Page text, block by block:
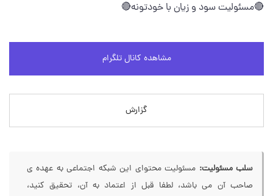
🔴مسئولیت سود و زیان با خودتونه🔴
مشاهده کانال تلگرام
گزارش
سلب مسئولیت: مسئولیت محتوای این شبکه اجتماعی به عهده ی
صاحب آن می باشد، لطفا قبل از اعتماد به آن، تحقیق کنید،